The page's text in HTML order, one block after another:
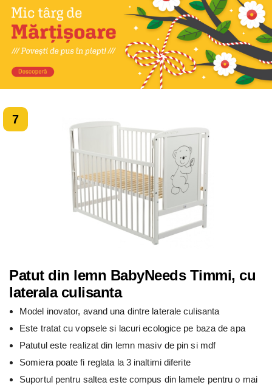
7
Patut din lemn BabyNeeds Timmi, cu
laterala culisanta
Model inovator, avand una dintre laterale culisanta
Este tratat cu vopsele si lacuri ecologice pe baza de apa
Patutul este realizat din lemn masiv de pin si mdf
Somiera poate fi reglata la 3 inaltimi diferite
Suportul pentru saltea este compus din lamele pentru o mai